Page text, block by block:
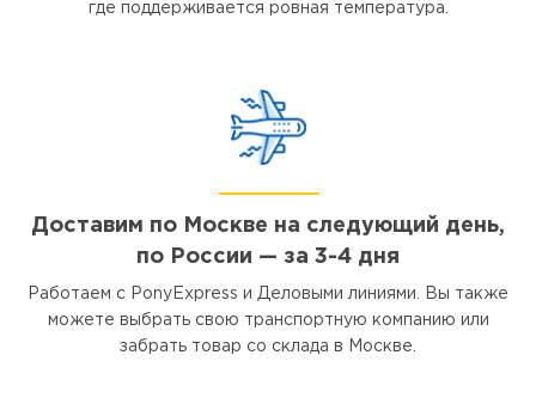
где поддерживается ровная температура.
Доставим по Москве на следующий день,
по России — за 3-4 дня
Работаем с PonyExpress и Деловыми линиями. Вы также
можете выбрать свою транспортную компанию или
забрать товар со склада в Москве.